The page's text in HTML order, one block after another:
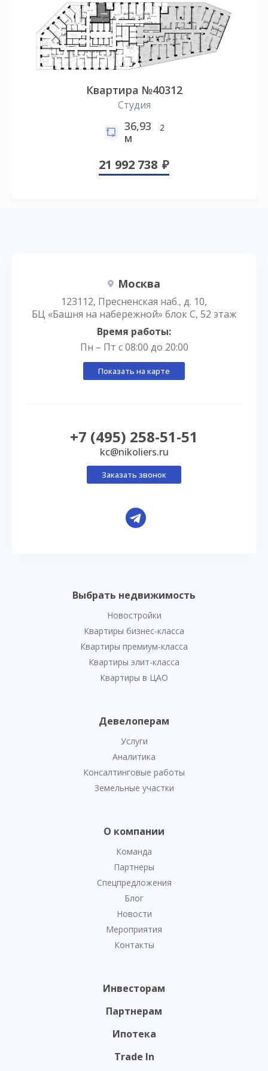
Квартира №40312
Студия
36,93
м
2
21 992 738
Выбрать недвижимость
Новостройки
Квартиры бизнес-класса
Квартиры премиум-класса
Квартиры элит-класса
Квартиры в ЦАО
Девелоперам
Услуги
Аналитика
Консалтинговые работы
Земельные участки
О компании
Команда
Партнеры
Спецпредложения
Блог
Новости
Мероприятия
Контакты
Инвесторам
Партнерам
Ипотека
Trade In
Москва
123112, Пресненская наб., д. 10,
БЦ «Башня на набережной» блок С, 52 этаж
Время работы:
Пн – Пт с 08:00 до 20:00
Показать на карте
+7 (495) 258-51-51
kc@nikoliers.ru
Заказать звонок